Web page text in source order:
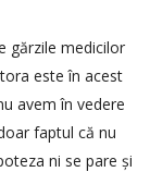
gărzile medicilor
este în acest
avem în vedere
faptul că nu
ni se pare și